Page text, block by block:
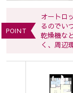
POINT
オートロ
るのでい
乾燥機な
く、周辺